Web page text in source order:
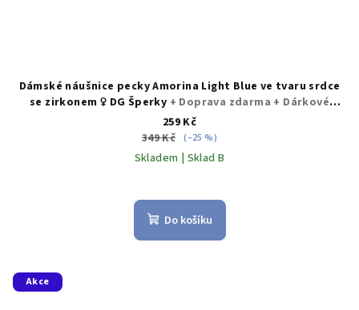
Dámské náušnice pecky Amorina Light Blue ve tvaru srdce
se zirkonem ♀️ DG Šperky + Doprava zdarma + Dárkové
balení zdarma
259 Kč
349 Kč (–25 %)
Skladem | Sklad B
Do košíku
Akce